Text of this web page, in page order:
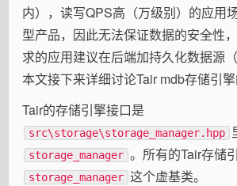
内），读写QPS高（万级别）的应用
型产品，因此无法保证数据的安全性
求的应用建议在后端加持久化数据源
本文接下来详细讨论Tair mdb存储引擎
Tair的存储引擎接口是
src\storage\storage_manager.hpp
storage_manager 。所有的Tair存储
storage_manager 这个虚基类。